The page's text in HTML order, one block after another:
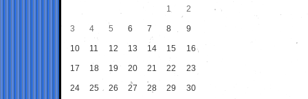
1
2
3 4 5 6 7 8 9
10 11 12 13 14 15 16
17 18 19 20 21 22 23
24 25 26 27 28 29 30